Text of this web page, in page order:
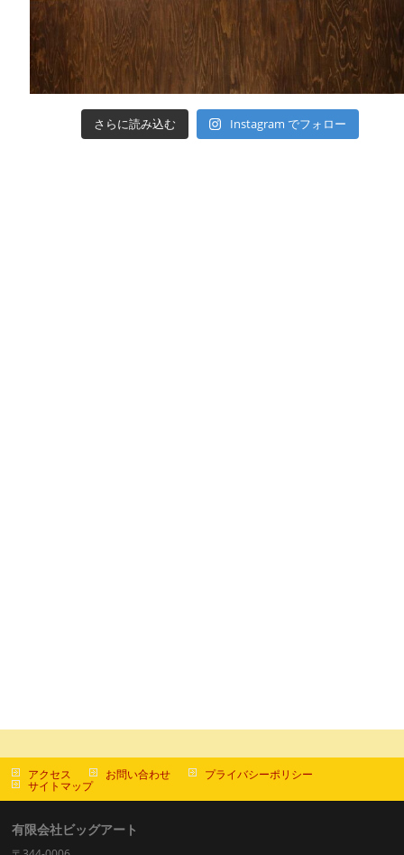
さらに読み込む Instagram でフォロー
アクセス お問い合わせ プライバシーポリシー
サイトマップ
有限会社ビッグアート